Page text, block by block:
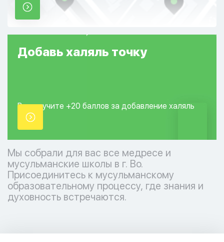
Добавь халяль точку
Вы получите +20 баллов за добавление халяль
точки.
Мы собрали для вас все медресе и
мусульманские школы в г. Во.
Присоединитесь к мусульманскому
образовательному процессу, где знания и
духовность встречаются.